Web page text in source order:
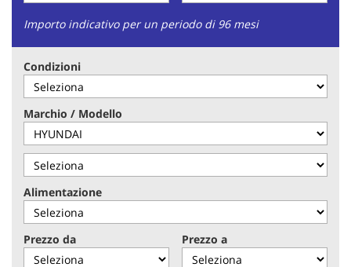
Importo indicativo per un periodo di 96 mesi
Condizioni
Marchio / Modello
Alimentazione
Prezzo da Prezzo a
tue
preferenze
alle
tecnologie
di
tracciamento
che
adottiamo
per
offrire
le
funzionalità
e
svolgere